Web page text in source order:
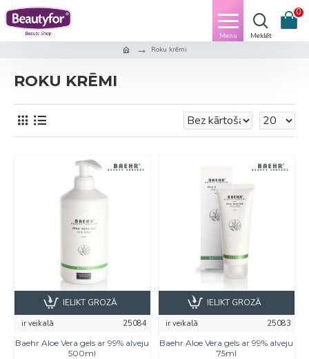
0
Roku krēmi
ROKU KRĒMI
ir veikalā
25084
Baehr Aloe Vera gels ar 99% alveju
500ml
IELIKT GROZĀ
ir veikalā
25083
Baehr Aloe Vera gels ar 99% alveju
75ml
IELIKT GROZĀ